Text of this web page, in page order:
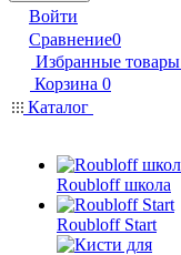
Войти
Сравнение0
Избранные товары
Корзина 0
Каталог
Roubloff школа
Roubloff Start